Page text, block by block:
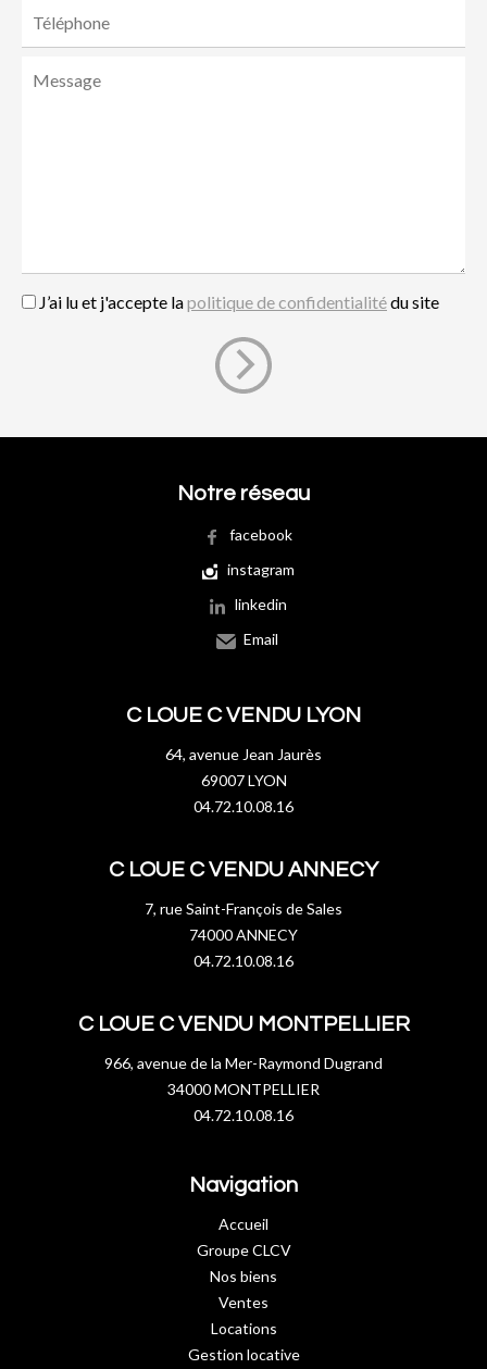
J’ai lu et j'accepte lapolitique de confidentialitédu site
Notre réseau
facebook
instagram
linkedin
Email
C LOUE C VENDU LYON
64, avenue Jean Jaurès
69007 LYON
04.72.10.08.16
C LOUE C VENDU ANNECY
7, rue Saint-François de Sales
74000 ANNECY
04.72.10.08.16
C LOUE C VENDU MONTPELLIER
966, avenue de la Mer-Raymond Dugrand
34000 MONTPELLIER
04.72.10.08.16
Navigation
Accueil
Groupe CLCV
Nos biens
Ventes
Locations
Gestion locative